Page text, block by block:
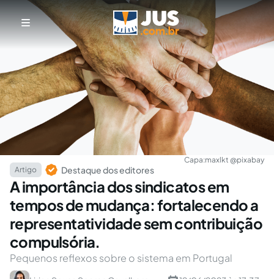
Capa:maxlkt @pixabay
Artigo
Destaque dos editores
A importância dos sindicatos em
tempos de mudança: fortalecendo a
representatividade sem contribuição
compulsória.
Pequenos reflexos sobre o sistema em Portugal